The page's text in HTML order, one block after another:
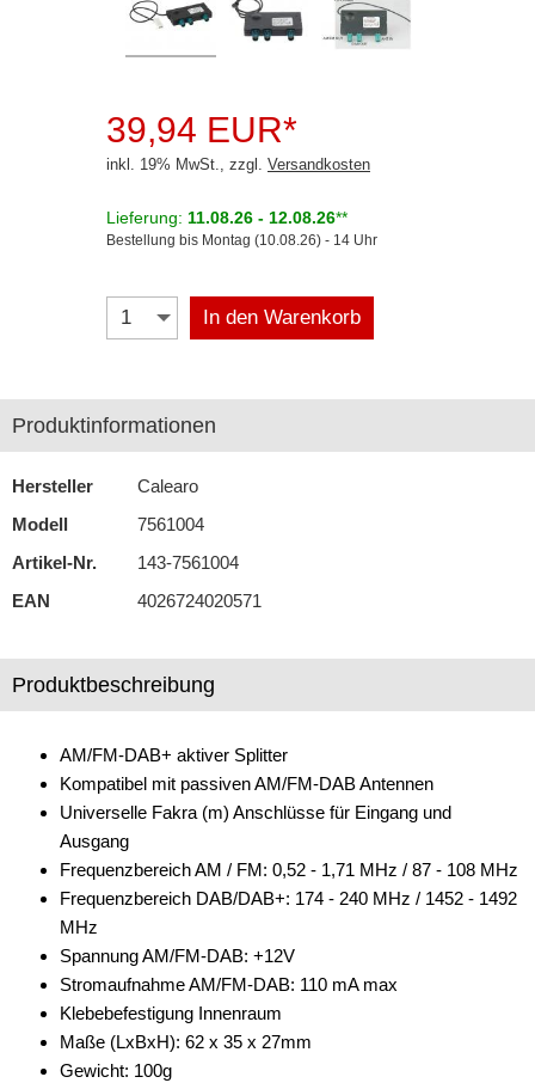
Aktivsystemadapter
Antennenadapter
Antennensplitter
ISO (50 Ohm)
M10 x 0,75
Antennenstab
Antennenstecker
Aux-In-Adapter
CAN-BUS-Adapter
Cinch-Kabel
DAB+
Entriegelung
Entstörmaterial
Ersatzteile
Fahrzeughalter
39,94 EUR*
inkl. 19% MwSt., zzgl. Versandkosten
Lieferung: 11.08.26 - 12.08.26**
Bestellung bis Montag (10.08.26) - 14 Uhr
In den Warenkorb
Produktinformationen
Hersteller
Calearo
Modell
7561004
Artikel-Nr.
143-7561004
EAN
4026724020571
Produktbeschreibung
AM/FM-DAB+ aktiver Splitter
Kompatibel mit passiven AM/FM-DAB Antennen
Universelle Fakra (m) Anschlüsse für Eingang und
Ausgang
Frequenzbereich AM / FM: 0,52 - 1,71 MHz / 87 - 108 MHz
Frequenzbereich DAB/DAB+: 174 - 240 MHz / 1452 - 1492
MHz
Spannung AM/FM-DAB: +12V
Stromaufnahme AM/FM-DAB: 110 mA max
Klebebefestigung Innenraum
Maße (LxBxH): 62 x 35 x 27mm
Gewicht: 100g